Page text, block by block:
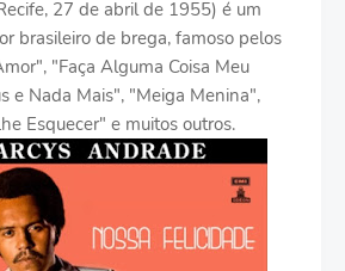
27 de abril de 1955) é um
brasileiro de brega, famoso pelos
"Faça Alguma Coisa Meu
e Nada Mais", "Meiga Menina",
Esquecer" e muitos outros.